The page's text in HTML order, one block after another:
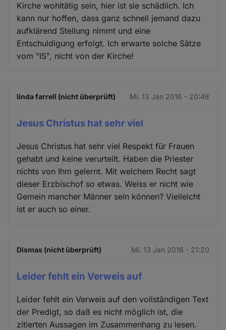
Kirche wohltätig sein, hier ist sie schädlich. Ich
kann nur hoffen, dass ganz schnell jemand dazu
aufklärend Stellung nimmt und eine
Entschuldigung erfolgt. Ich erwarte solche Sätze
vom "IS", nicht von der Kirche!
linda farrell (nicht überprüft) Mi. 13 Jan 2016 - 20:48
Jesus Christus hat sehr viel
Jesus Christus hat sehr viel Respekt für Frauen
gehabt und keine verurteilt. Haben die Priester
nichts von Ihm gelernt. Mit welchem Recht sagt
dieser Erzbischof so etwas. Weiss er nicht wie
Gemein mancher Männer sein können? Vielleicht
ist er auch so einer.
Dismas (nicht überprüft) Mi. 13 Jan 2016 - 21:20
Leider fehlt ein Verweis auf
Leider fehlt ein Verweis auf den vollständigen Text
der Predigt, so daß es nicht möglich ist, die
zitierten Aussagen im Zusammenhang zu lesen.